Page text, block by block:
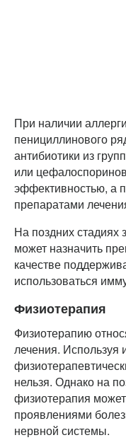
При наличии
пенициллинового
антибиотики из
или
эффективностью, а
препаратами
На поздних стадиях
может назначить
качестве
использоваться
Физиотерапия
Физиотерапию
лечения. Используя
нельзя. Однако на
физиотерапия
проявлениями
нервной системы.